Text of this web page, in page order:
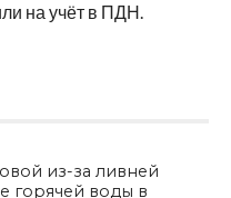
на учёт в ПДН.
из-за ливней
горячей воды в